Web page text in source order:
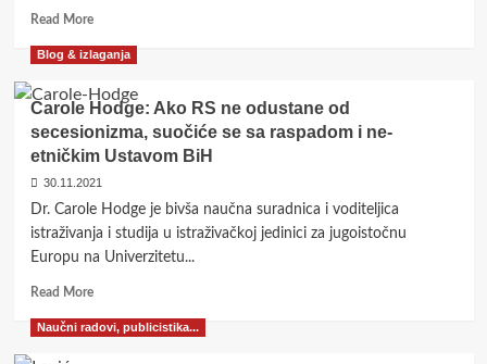
Read MoreRead
about
Kulenović:
Prekinuti
sa
politikom
ustupaka
ciljevima
genocida
i
udrženih
Blog & izlaganja
Carole Hodge: Ako RS ne odustane od
secesionizma, suočiće se sa raspadom i ne-
etničkim Ustavom BiH
30.11.2021
Dr. Carole Hodge je bivša naučna suradnica i voditeljica
istraživanja i studija u istraživačkoj jedinici za jugoistočnu
Europu na Univerzitetu...
Read MoreRead
about
Naučni radovi, publicistika...